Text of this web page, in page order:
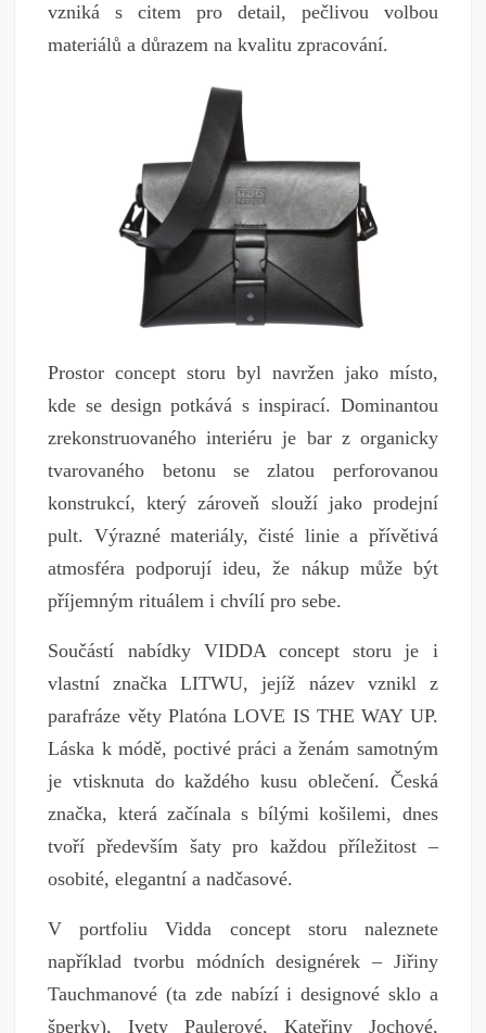
vzniká s citem pro detail, pečlivou volbou
materiálů a důrazem na kvalitu zpracování.
Prostor concept storu byl navržen jako místo,
kde se design potkává s inspirací. Dominantou
zrekonstruovaného interiéru je bar z organicky
tvarovaného betonu se zlatou perforovanou
konstrukcí, který zároveň slouží jako prodejní
pult. Výrazné materiály, čisté linie a přívětivá
atmosféra podporují ideu, že nákup může být
příjemným rituálem i chvílí pro sebe.
Součástí nabídky VIDDA concept storu je i
vlastní značka LITWU, jejíž název vznikl z
parafráze věty Platóna LOVE IS THE WAY UP.
Láska k módě, poctivé práci a ženám samotným
je vtisknuta do každého kusu oblečení. Česká
značka, která začínala s bílými košilemi, dnes
tvoří především šaty pro každou příležitost –
osobité, elegantní a nadčasové.
V portfoliu Vidda concept storu naleznete
například tvorbu módních designérek – Jiřiny
Tauchmanové (ta zde nabízí i designové sklo a
šperky), Ivety Paulerové, Kateřiny Jochové,